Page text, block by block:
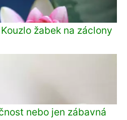
žabek na záclony
nebo jen zábavná